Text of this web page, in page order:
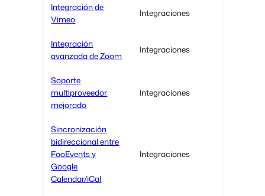
Integración de
Vimeo
Integraciones
Integración
avanzada de Zoom
Integraciones
Soporte
multiproveedor
mejorado
Integraciones
Sincronización
bidireccional entre
FooEvents y
Google
Calendar/iCal
Integraciones